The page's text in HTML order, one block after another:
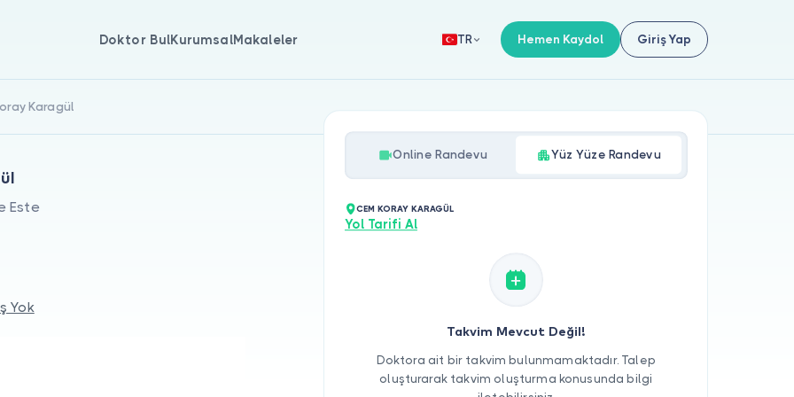
Doktor BulKurumsalMakaleler TR Hemen Kaydol Giriş Yap
Karagül
Este
Yok
Online Randevu Yüz Yüze Randevu
CEM KORAY KARAGÜL
Yol Tarifi Al
Takvim Mevcut Değil!
Doktora ait bir takvim bulunmamaktadır. Talep
oluşturarak takvim oluşturma konusunda bilgi